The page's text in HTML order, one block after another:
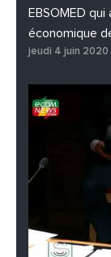
EBSOMED
économique
jeudi 4 juin 2020